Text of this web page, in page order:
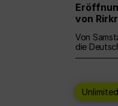
von
Von
die
Unlimited